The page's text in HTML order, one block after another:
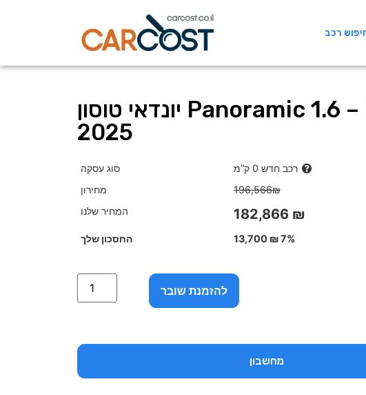
רכב
יונדאי טוסון Panoramic 1.6 טורבו –
2025
סוג עסקה
מחירון
196,566₪
המחיר שלנו
182,866 ₪
החסכון שלך 13,700 ₪7%
להזמנת שובר
מחשבון